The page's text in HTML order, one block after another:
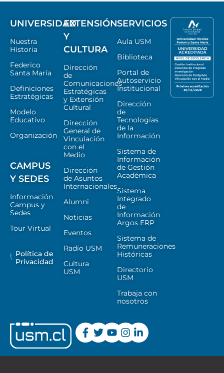
UNIVERSIDAD
Nuestra
Historia
Federico
Santa María
Definiciones
Estratégicas
Modelo
Educativo
Organización
CAMPUS
Y SEDES
Información
Campus y
Sedes
Tour Virtual
Política de
Privacidad
EXTENSIÓN
Y
CULTURA
Dirección
de
Comunicaciones
Estratégicas
y Extensión
Cultural
Dirección
General de
Vinculación
con el
Medio
Dirección
de Asuntos
Internacionales
Alumni
Noticias
Eventos
Radio USM
Cultura
USM
SERVICIOS
Aula USM
Biblioteca
Portal de
Autoservicio
Institucional
Dirección
de
Tecnologías
de la
Información
Sistema de
Información
de Gestión
Académica
Sistema
Integrado
de
Información
Argos ERP
Sistema de
Remuneraciones
Históricas
Directorio
USM
Trabaja con
nosotros